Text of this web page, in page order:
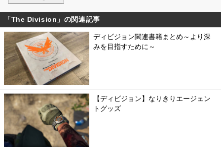
「The Division」の関連記事
ディビジョン関連書籍まとめ～より深
みを目指すために～
【ディビジョン】なりきりエージェン
トグッズ